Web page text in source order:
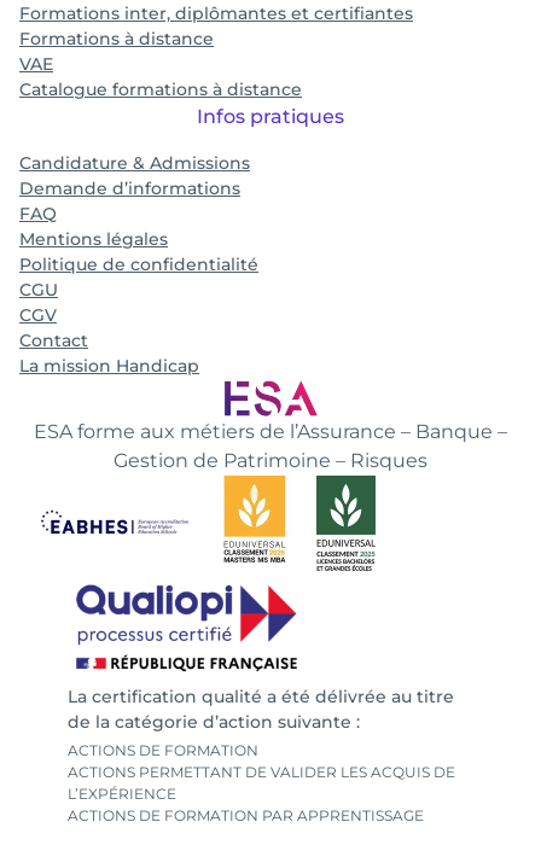
ESA forme aux métiers de l’Assurance – Banque –
Gestion de Patrimoine – Risques
La certification qualité a été délivrée au titre
de la catégorie d’action suivante :
ACTIONS DE FORMATION
ACTIONS PERMETTANT DE VALIDER LES ACQUIS DE
L’EXPÉRIENCE
ACTIONS DE FORMATION PAR APPRENTISSAGE
Formations inter, diplômantes et certifiantes
Formations à distance
VAE
Catalogue formations à distance
Infos pratiques
Candidature & Admissions
Demande d’informations
FAQ
Mentions légales
Politique de confidentialité
CGU
CGV
Contact
La mission Handicap